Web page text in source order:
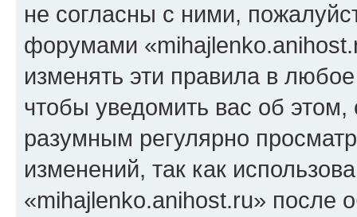
не согласны с ними,
форумами
изменять эти правила в
чтобы уведомить вас об
разумным регулярно
изменений, так как
«mihajlenko.anihost.ru» после